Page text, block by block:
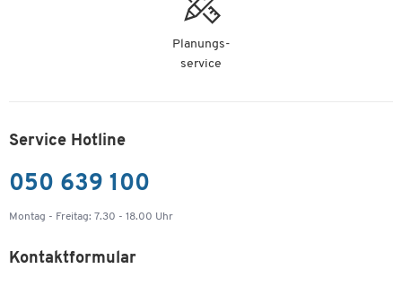
Planungs-
service
Service Hotline
050 639 100
Montag - Freitag: 7.30 - 18.00 Uhr
Kontaktformular